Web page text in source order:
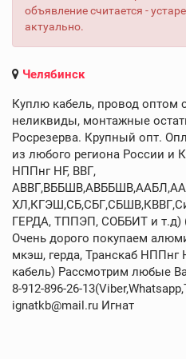
объявление считается -
актуально.
Челябинск
Куплю кабель, провод оптом
неликвиды, монтажные
Росрезерва. Крупный опт.
из любого региона России и
НППнг HF, ВВГ,
ГЕРДА, ТППЭП, СОББИТ и
Очень дорого покупаем
мкэш, герда, Транскаб НППнг
кабель) Рассмотрим любые
8-912-896-26-
ignatkb@mail.ru Игнат